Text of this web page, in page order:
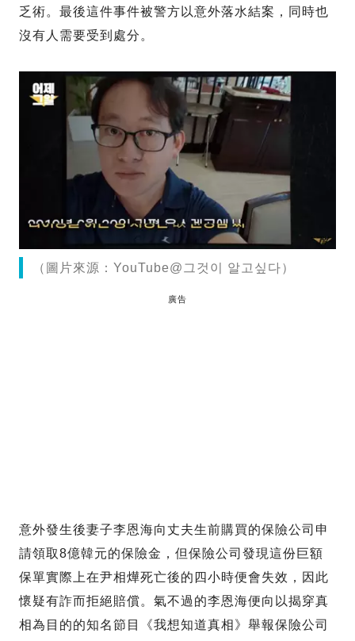
乏術。最後這件事件被警方以意外落水結案，同時也
沒有人需要受到處分。
（圖片來源：YouTube@그것이 알고싶다）
廣告
意外發生後妻子李恩海向丈夫生前購買的保險公司申
請領取8億韓元的保險金，但保險公司發現這份巨額
保單實際上在尹相燁死亡後的四小時便會失效，因此
懷疑有詐而拒絕賠償。氣不過的李恩海便向以揭穿真
相為目的的知名節目《我想知道真相》舉報保險公司